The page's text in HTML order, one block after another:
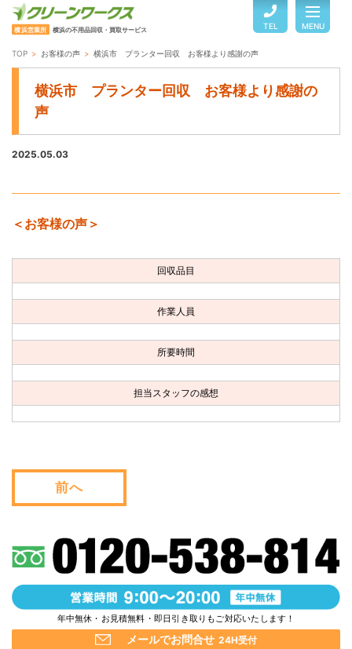
横浜営業所 横浜の不用品回収・買取サービス TEL MENU
TOP
よくある質問
お客様の声
お問い合わせ
会社概要
TOP お客様の声 横浜市 プランター回収 お客様より感謝の声
横浜市 プランター回収 お客様より感謝の
声
2025.05.03
＜お客様の声＞
回収品目
作業人員
所要時間
担当スタッフの感想
前へ
年中無休・お見積無料・即日引き取りもご対応いたします！
メールでお問合せ 24H受付